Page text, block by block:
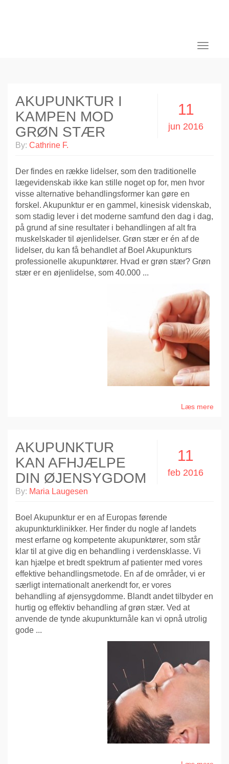
Toggle
11
jun 2016
AKUPUNKTUR I
KAMPEN MOD
GRØN STÆR
By: Cathrine F.
Der findes en række lidelser, som den traditionelle
lægevidenskab ikke kan stille noget op for, men hvor
visse alternative behandlingsformer kan gøre en
forskel. Akupunktur er en gammel, kinesisk videnskab,
som stadig lever i det moderne samfund den dag i dag,
på grund af sine resultater i behandlingen af alt fra
muskelskader til øjenlidelser. Grøn stær er én af de
lidelser, du kan få behandlet af Boel Akupunkturs
professionelle akupunktører. Hvad er grøn stær? Grøn
stær er en øjenlidelse, som 40.000 ...
Læs mere
11
feb 2016
AKUPUNKTUR
KAN AFHJÆLPE
DIN ØJENSYGDOM
By: Maria Laugesen
Boel Akupunktur er en af Europas førende
akupunkturklinikker. Her finder du nogle af landets
mest erfarne og kompetente akupunktører, som står
klar til at give dig en behandling i verdensklasse. Vi
kan hjælpe et bredt spektrum af patienter med vores
effektive behandlingsmetode. En af de områder, vi er
særligt internationalt anerkendt for, er vores
behandling af øjensygdomme. Blandt andet tilbyder en
hurtig og effektiv behandling af grøn stær. Ved at
anvende de tynde akupunkturnåle kan vi opnå utrolig
gode ...